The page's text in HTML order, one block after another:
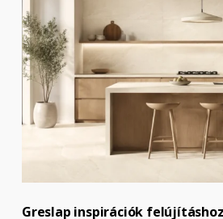
Greslap inspirációk